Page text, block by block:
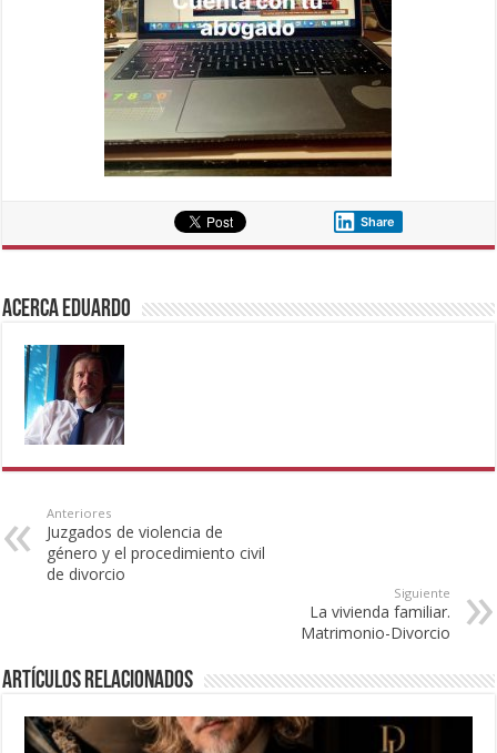
Share
Acerca eduardo
Anteriores
Juzgados de violencia de
género y el procedimiento civil
de divorcio
Siguiente
La vivienda familiar.
Matrimonio-Divorcio
Artículos Relacionados